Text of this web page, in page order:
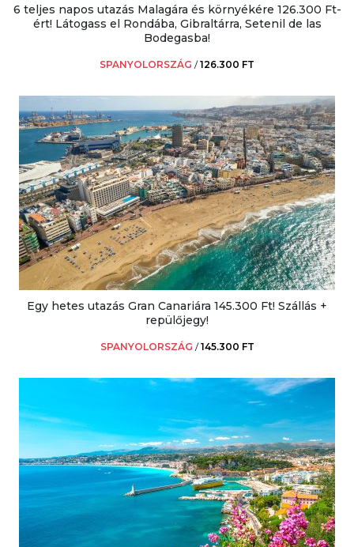
6 teljes napos utazás Malagára és környékére 126.300 Ft-
ért! Látogass el Rondába, Gibraltárra, Setenil de las
Bodegasba!
SPANYOLORSZÁG /126.300 FT
Egy hetes utazás Gran Canariára 145.300 Ft! Szállás +
repülőjegy!
SPANYOLORSZÁG /145.300 FT